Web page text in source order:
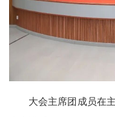
大会主席团成员在主